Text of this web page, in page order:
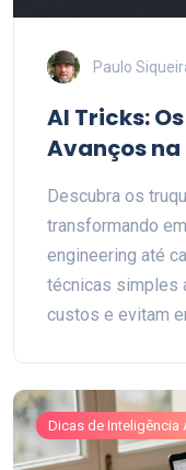
Paulo
AI Tricks:
Avanços
Descubra os
transformando
engineering até
técnicas simples
custos e evitam
Dicas de Inteligência